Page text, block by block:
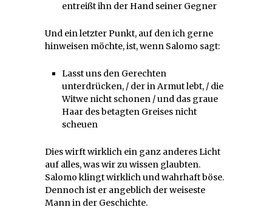
entreißt ihn der Hand seiner Gegner
Und ein letzter Punkt, auf den ich gerne
hinweisen möchte, ist, wenn Salomo sagt:
Lasst uns den Gerechten
unterdrücken, / der in Armut lebt, / die
Witwe nicht schonen / und das graue
Haar des betagten Greises nicht
scheuen
Dies wirft wirklich ein ganz anderes Licht
auf alles, was wir zu wissen glaubten.
Salomo klingt wirklich und wahrhaft böse.
Dennoch ist er angeblich der weiseste
Mann in der Geschichte.